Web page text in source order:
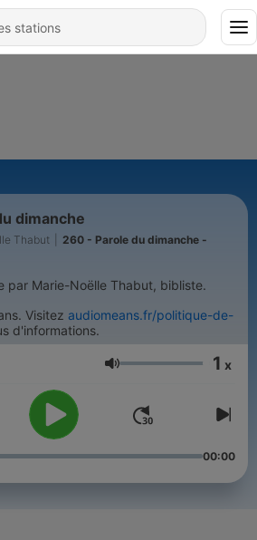
dimanche
Thabut
260 - Parole du dimanche -
par Marie-Noëlle Thabut, bibliste.
Visitez audiomeans.fr/politique-de-
d'informations.
Volume 1 x
00:00